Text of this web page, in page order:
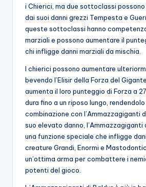
i Chierici, ma due sottoclassi
dai suoi danni grezzi Tempesta e
queste sottoclassi hanno
marziali e possono aumentare il
chi infligge danni marziali da mischia.
I chierici possono aumentare
bevendo l’Elisir della Forza del
aumenta il loro punteggio di Forza a
dura fino a un riposo lungo,
combinazione con l’Ammazzagiganti
suo elevato danno, l’Ammazzagiganti
una funzione speciale che infligge
creature Grandi, Enormi e
un’ottima arma per combattere i
potenti del gioco.